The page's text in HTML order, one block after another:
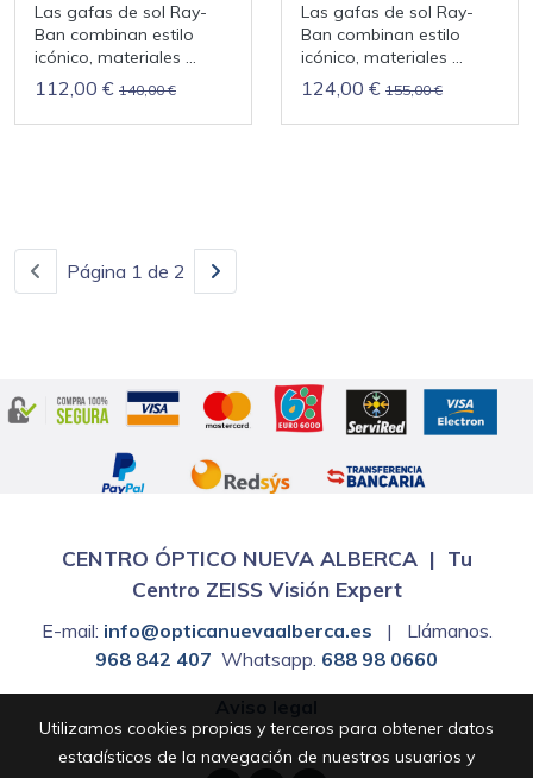
Las gafas de sol Ray-
Ban combinan estilo
icónico, materiales ...
112,00 € 140,00 €
Las gafas de sol Ray-
Ban combinan estilo
icónico, materiales ...
124,00 € 155,00 €
Página 1 de 2
CENTRO ÓPTICO NUEVA ALBERCA | Tu
Centro ZEISS Visión Expert
E-mail: info@opticanuevaalberca.es
| Llámanos.
968 842 407 Whatsapp. 688 98 0660
Utilizamos cookies propias y terceros para obtener datos
estadísticos de la navegación de nuestros usuarios y